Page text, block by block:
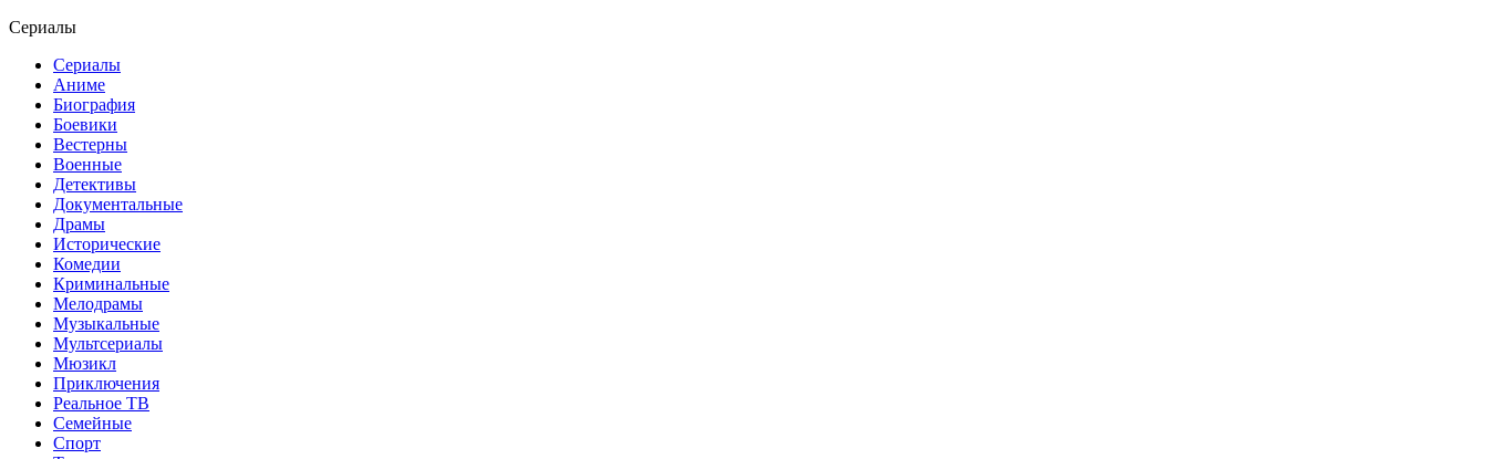
Сериалы
Сериалы
Аниме
Биография
Боевики
Вестерны
Военные
Детективы
Документальные
Драмы
Исторические
Комедии
Криминальные
Мелодрамы
Музыкальные
Мультсериалы
Мюзикл
Приключения
Реальное ТВ
Семейные
Спорт